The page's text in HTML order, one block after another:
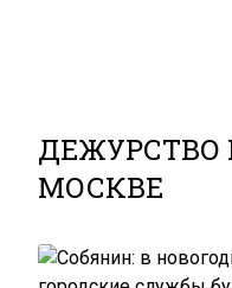
ДЕЖУРСТВО
МОСКВЕ